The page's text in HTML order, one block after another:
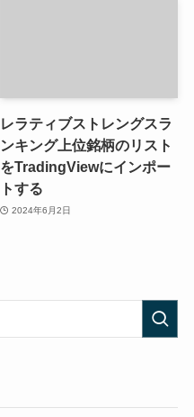
レラティブストレングスラ
ンキング上位銘柄のリスト
をTradingViewにインポー
トする
2024年6月2日